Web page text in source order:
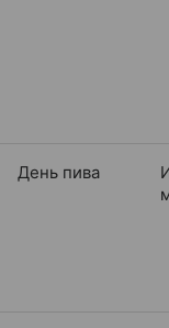
День пива